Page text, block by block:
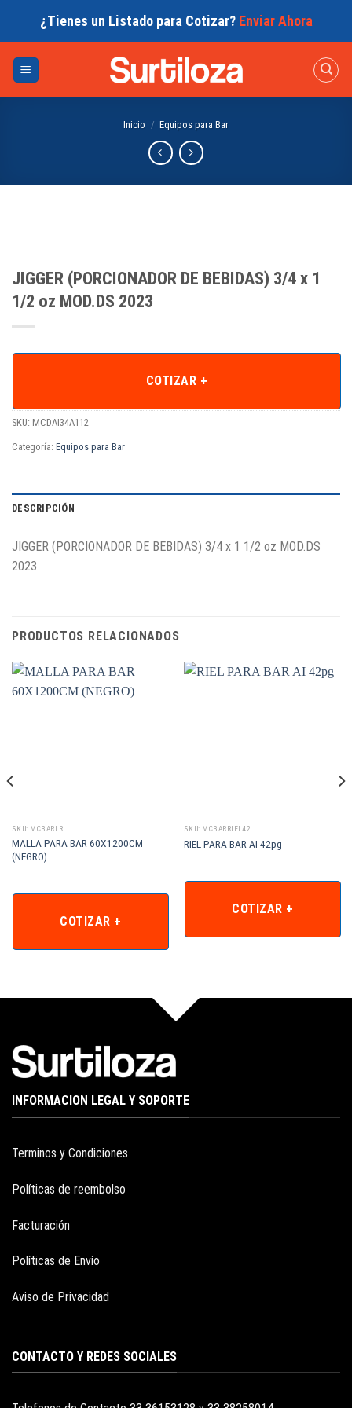
¿Tienes un Listado para Cotizar? Enviar Ahora
Inicio / Equipos para Bar
JIGGER (PORCIONADOR DE BEBIDAS) 3/4 x 1
1/2 oz MOD.DS 2023
COTIZAR +
SKU: MCDAI34A112
Categoría: Equipos para Bar
DESCRIPCIÓN
JIGGER (PORCIONADOR DE BEBIDAS) 3/4 x 1 1/2 oz MOD.DS
2023
PRODUCTOS RELACIONADOS
SKU: MCBARLR
MALLA PARA BAR 60X1200CM
(NEGRO)
COTIZAR +
SKU: MCBARRIEL42
RIEL PARA BAR AI 42pg
COTIZAR +
INFORMACION LEGAL Y SOPORTE
Terminos y Condiciones
Políticas de reembolso
Facturación
Políticas de Envío
Aviso de Privacidad
CONTACTO Y REDES SOCIALES